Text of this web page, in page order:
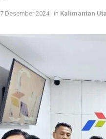
7 Desember 2024 in Kalimantan